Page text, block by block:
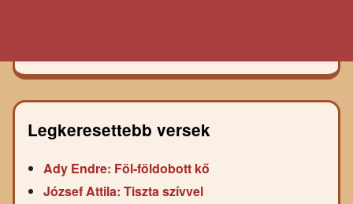
Legkeresettebb versek
Ady Endre: Föl-földobott kő
József Attila: Tiszta szívvel